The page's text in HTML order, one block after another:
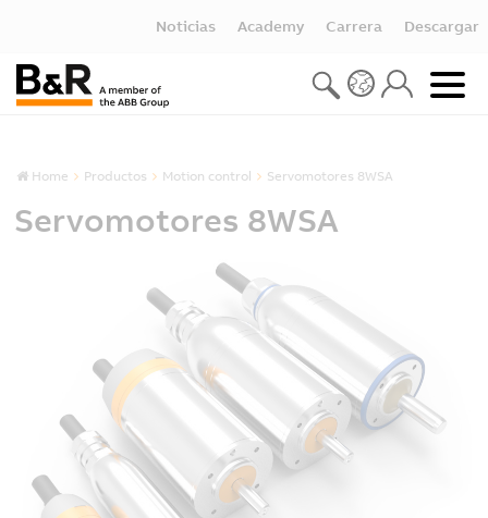
Noticias Academy Carrera Descargar
Home Productos Motion control Servomotores 8WSA
Servomotores 8WSA